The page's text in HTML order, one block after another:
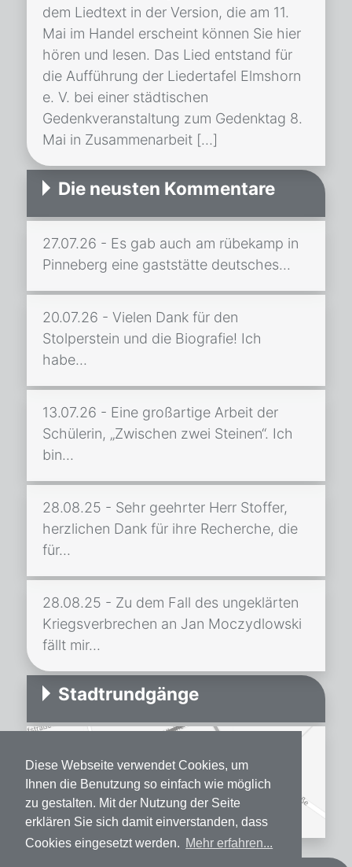
Diese Webseite verwendet Cookies, um
Ihnen die Benutzung so einfach wie möglich
zu gestalten. Mit der Nutzung der Seite
erklären Sie sich damit einverstanden, dass
Cookies eingesetzt werden. Mehr erfahren...
dem Liedtext in der Version, die am 11.
Mai im Handel erscheint können Sie hier
hören und lesen. Das Lied entstand für
die Aufführung der Liedertafel Elmshorn
e. V. bei einer städtischen
Gedenkveranstaltung zum Gedenktag 8.
Mai in Zusammenarbeit […]
Die neusten Kommentare
27.07.26 - Es gab auch am rübekamp in
Pinneberg eine gaststätte deutsches...
20.07.26 - Vielen Dank für den
Stolperstein und die Biografie! Ich
habe...
13.07.26 - Eine großartige Arbeit der
Schülerin, „Zwischen zwei Steinen“. Ich
bin...
28.08.25 - Sehr geehrter Herr Stoffer,
herzlichen Dank für ihre Recherche, die
für...
28.08.25 - Zu dem Fall des ungeklärten
Kriegsverbrechen an Jan Moczydlowski
fällt mir...
Stadtrundgänge